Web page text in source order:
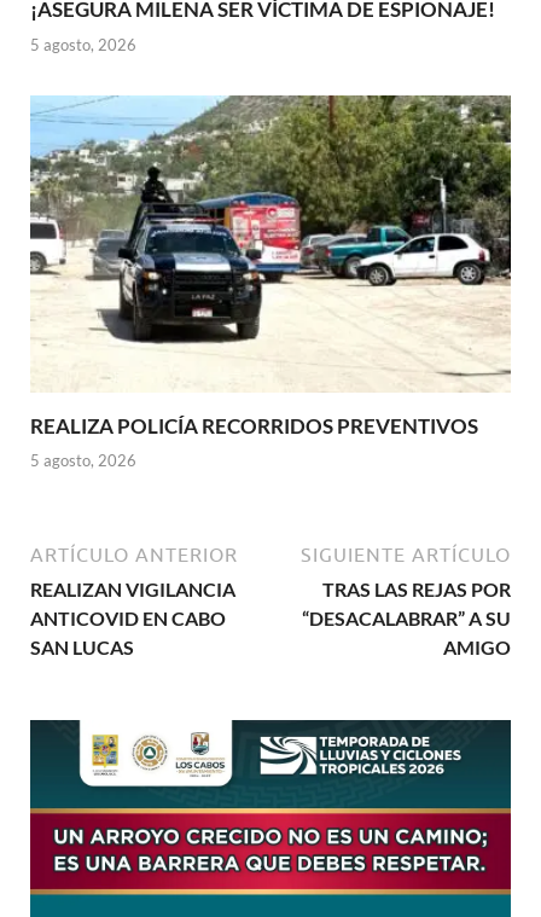
¡ASEGURA MILENA SER VÍCTIMA DE ESPIONAJE!
5 agosto, 2026
REALIZA POLICÍA RECORRIDOS PREVENTIVOS
5 agosto, 2026
ARTÍCULO ANTERIOR
REALIZAN VIGILANCIA
ANTICOVID EN CABO
SAN LUCAS
SIGUIENTE ARTÍCULO
TRAS LAS REJAS POR
“DESACALABRAR” A SU
AMIGO